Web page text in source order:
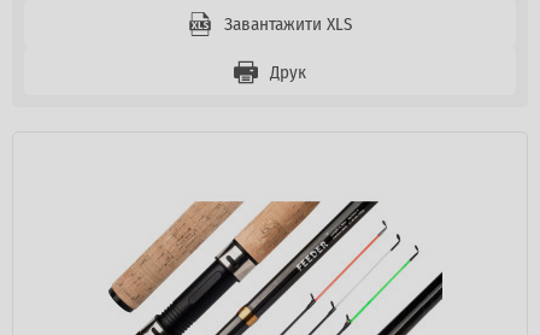
Завантажити XLS
Друк